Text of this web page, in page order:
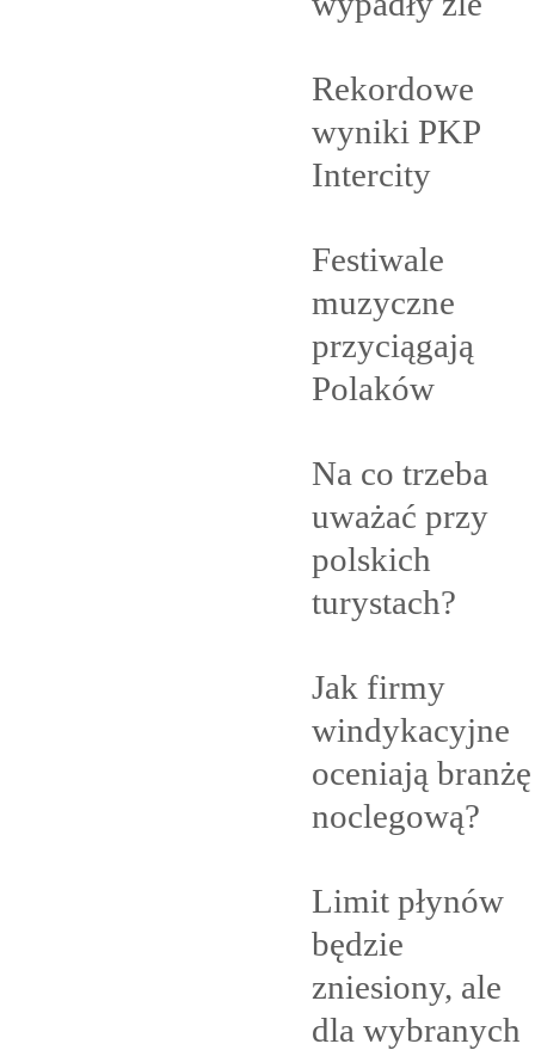
Rekordowe
wyniki PKP
Intercity
Festiwale
muzyczne
przyciągają
Polaków
Na co trzeba
uważać przy
polskich
turystach?
Jak firmy
windykacyjne
oceniają branżę
noclegową?
Limit płynów
będzie
zniesiony, ale
dla wybranych